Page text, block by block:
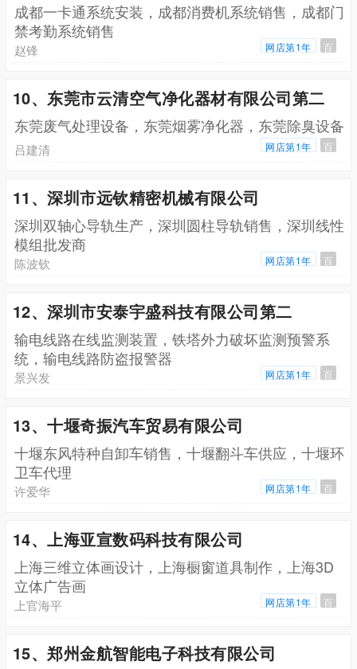
成都一卡通系统安装，成都消费机系统销售，成都门
禁考勤系统销售
赵锋 网店第1年 百
10、东莞市云清空气净化器材有限公司第二
东莞废气处理设备，东莞烟雾净化器，东莞除臭设备
吕建清 网店第1年 百
11、深圳市远钦精密机械有限公司
深圳双轴心导轨生产，深圳圆柱导轨销售，深圳线性
模组批发商
陈波钦 网店第1年 百
12、深圳市安泰宇盛科技有限公司第二
输电线路在线监测装置，铁塔外力破坏监测预警系
统，输电线路防盗报警器
景兴发 网店第1年 百
13、十堰奇振汽车贸易有限公司
十堰东风特种自卸车销售，十堰翻斗车供应，十堰环
卫车代理
许爱华 网店第1年 百
14、上海亚宣数码科技有限公司
上海三维立体画设计，上海橱窗道具制作，上海3D
立体广告画
上官海平 网店第1年 百
15、郑州金航智能电子科技有限公司